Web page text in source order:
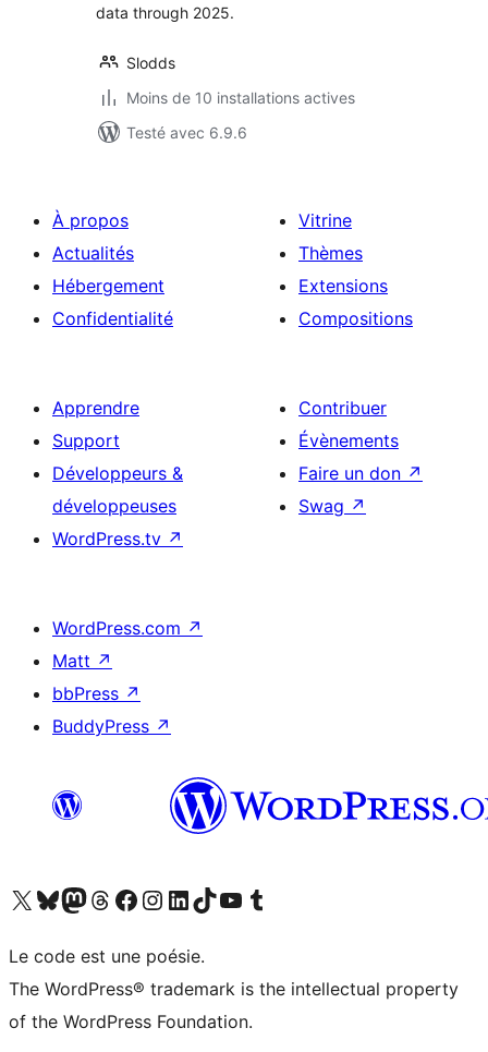
data through 2025.
Slodds
Moins de 10 installations actives
Testé avec 6.9.6
À propos
Actualités
Hébergement
Confidentialité
Vitrine
Thèmes
Extensions
Compositions
Apprendre
Support
Développeurs &
développeuses
WordPress.tv ↗
Contribuer
Évènements
Faire un don ↗
Swag ↗
WordPress.com ↗
Matt ↗
bbPress ↗
BuddyPress ↗
Visitez notre compte X (précédemment Twitter)
Visiter notre compte Bluesky
Visiter notre compte Mastodon
Visiter notre compte Threads
Consulter notre compte Facebook
Consulter notre compte Instagram
Consulter notre compte LinkedIn
Visiter notre compte TokTok
Visiter notre chaîne YouTube
Visiter notre compte Tumblr
Le code est une poésie.
The WordPress® trademark is the intellectual property
of the WordPress Foundation.